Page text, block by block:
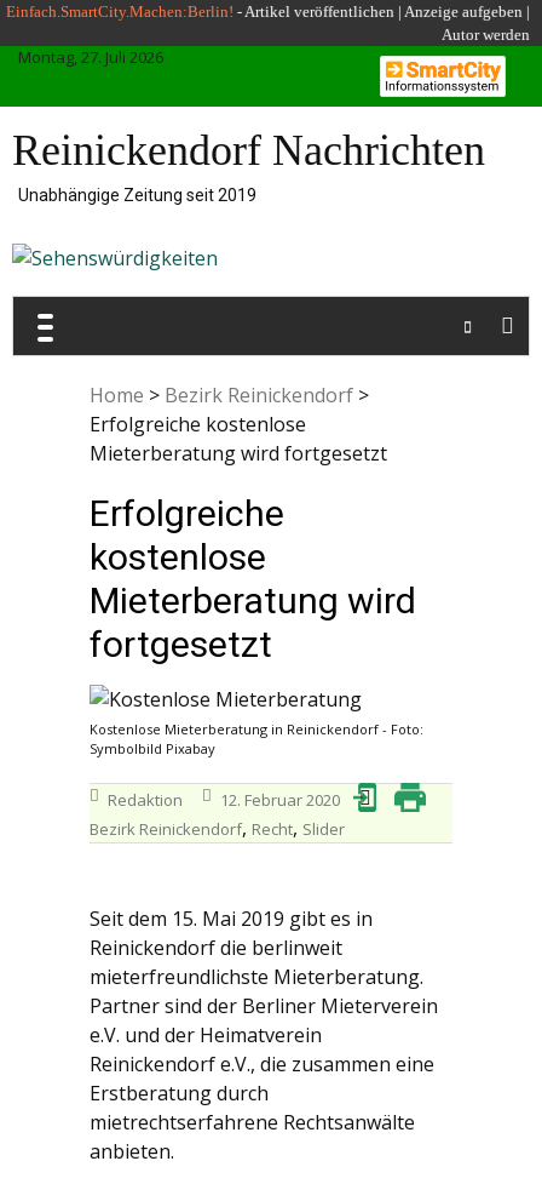
Skip
to
content
Einfach.SmartCity.Machen:Berlin! -Artikel veröffentlichen | Anzeige aufgeben |
Autor werden
Montag, 27. Juli 2026
Reinickendorf Nachrichten
Unabhängige Zeitung seit 2019
Home > Bezirk Reinickendorf >
Erfolgreiche kostenlose
Mieterberatung wird fortgesetzt
Erfolgreiche
kostenlose
Mieterberatung wird
fortgesetzt
Kostenlose Mieterberatung in Reinickendorf - Foto:
Symbolbild Pixabay
Redaktion
12. Februar 2020
Bezirk Reinickendorf, Recht, Slider
Seit dem 15. Mai 2019 gibt es in
Reinickendorf die berlinweit
mieterfreundlichste Mieterberatung.
Partner sind der Berliner Mieterverein
e.V. und der Heimatverein
Reinickendorf e.V., die zusammen eine
Erstberatung durch
mietrechtserfahrene Rechtsanwälte
anbieten.